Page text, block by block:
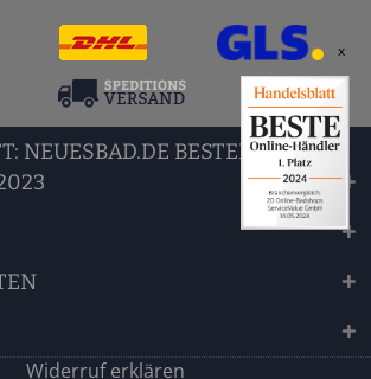
NEUESBAD.DE BESTER BAD
Widerruf erklären
x